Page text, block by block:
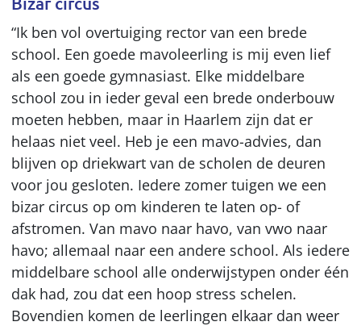
“Ik ben vol overtuiging rector van een brede
school. Een goede mavoleerling is mij even lief
als een goede gymnasiast. Elke middelbare
school zou in ieder geval een brede onderbouw
moeten hebben, maar in Haarlem zijn dat er
helaas niet veel. Heb je een mavo-advies, dan
blijven op driekwart van de scholen de deuren
voor jou gesloten. Iedere zomer tuigen we een
bizar circus op om kinderen te laten op- of
afstromen. Van mavo naar havo, van vwo naar
havo; allemaal naar een andere school. Als iedere
middelbare school alle onderwijstypen onder één
dak had, zou dat een hoop stress schelen.
Bovendien komen de leerlingen elkaar dan weer